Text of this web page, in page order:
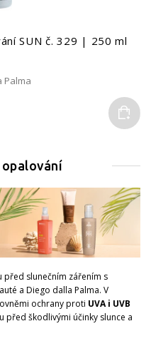
SUN č. 329 | 250 ml
Palma
slunečním zářením s
a Diego dalla Palma. V
ochrany proti UVA i UVB
před škodlivými účinky slunce a